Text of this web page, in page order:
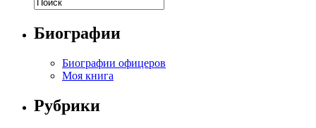
Биографии
Биографии офицеров
Моя книга
Рубрики